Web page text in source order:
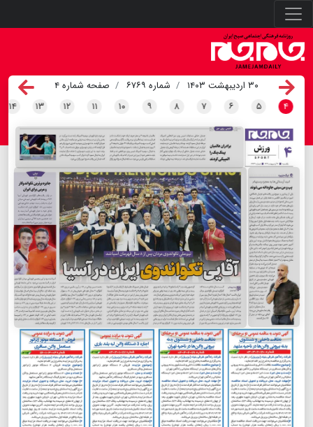
۳۰ اردیبهشت ۱۴۰۳ شماره ۶۷۶۹
صفحه شماره ۴
۴ ۵ ۶ ۷ ۸ ۹ ۱۰ ۱۱ ۱۲ ۱۳ ۱۴